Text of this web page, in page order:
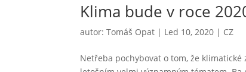
Klima bude v roce
autor:Tomáš Opat | Led 10, 2020 | CZ
Netřeba pochybovat o tom, že